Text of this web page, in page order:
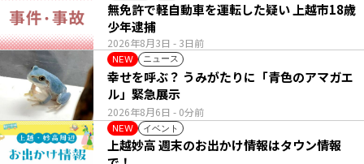
2026年8月3日 - 3日前
無免許で軽自動車を運転した疑い 上越市18歳
少年逮捕
NEW ニュース
2026年8月6日 - 0分前
幸せを呼ぶ？ うみがたりに「青色のアマガエ
ル」緊急展示
NEW イベント
上越妙高 週末のお出かけ情報はタウン情報